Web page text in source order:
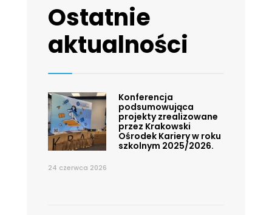
Ostatnie
aktualności
Konferencja
podsumowująca
projekty zrealizowane
przez Krakowski
Ośrodek Kariery w roku
szkolnym 2025/2026.
24 czerwca 2026